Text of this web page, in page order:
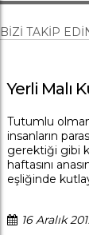
BIZI TAKIP
Yerli Malı
Tutumlu
insanların
gerektiği gibi
haftasını
eşliğinde
16 Aralık